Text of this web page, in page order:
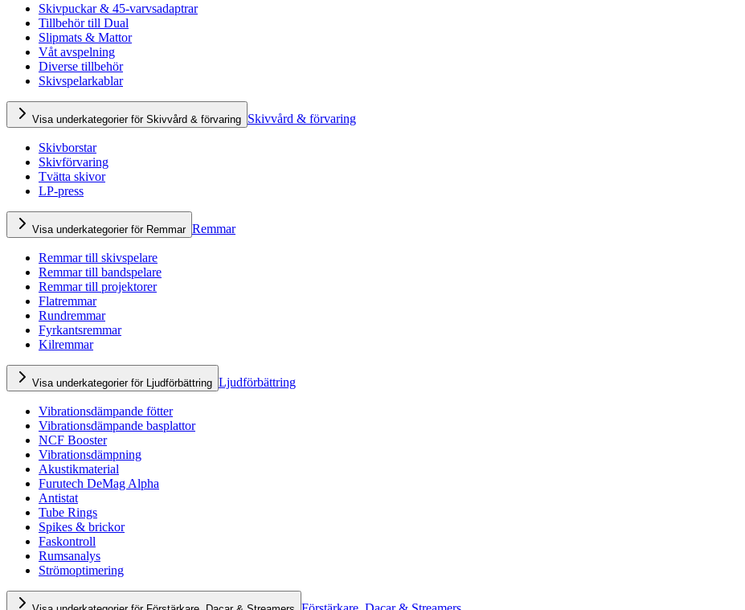
Skivpuckar & 45-varvsadaptrar
Tillbehör till Dual
Slipmats & Mattor
Våt avspelning
Diverse tillbehör
Skivspelarkablar
Visa underkategorier för Skivvård & förvaring Skivvård & förvaring
Skivborstar
Skivförvaring
Tvätta skivor
LP-press
Visa underkategorier för Remmar Remmar
Remmar till skivspelare
Remmar till bandspelare
Remmar till projektorer
Flatremmar
Rundremmar
Fyrkantsremmar
Kilremmar
Visa underkategorier för Ljudförbättring Ljudförbättring
Vibrationsdämpande fötter
Vibrationsdämpande basplattor
NCF Booster
Vibrationsdämpning
Akustikmaterial
Furutech DeMag Alpha
Antistat
Tube Rings
Spikes & brickor
Faskontroll
Rumsanalys
Strömoptimering